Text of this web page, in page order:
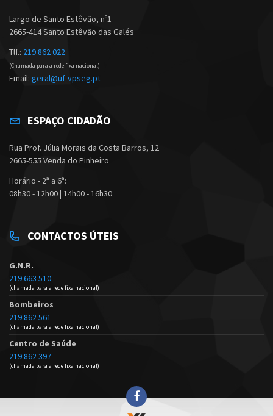
Largo de Santo Estêvão, nº1
2665-414 Santo Estêvão das Galés
Tlf.: 219 862 022
(Chamada para a rede fixa nacional)
Email: geral@uf-vpseg.pt
ESPAÇO CIDADÃO
Rua Prof. Júlia Morais da Costa Barros, 12
2665-555 Venda do Pinheiro
Horário - 2ª a 6ª:
08h30 - 12h00 | 14h00 - 16h30
CONTACTOS ÚTEIS
G.N.R.
219 663 510
(chamada para a rede fixa nacional)
Bombeiros
219 862 561
(chamada para a rede fixa nacional)
Centro de Saúde
219 862 397
(chamada para a rede fixa nacional)